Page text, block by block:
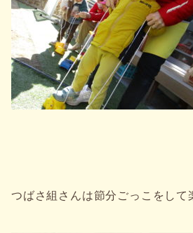
つばさ組さんは節分ごっこをし